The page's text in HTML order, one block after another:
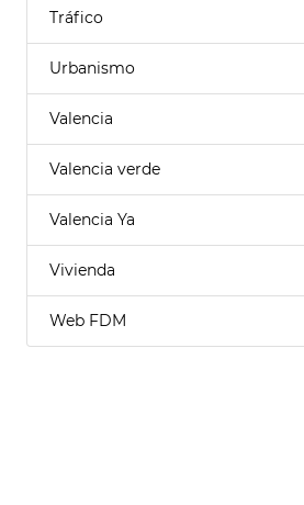
Tráfico
Urbanismo
Valencia
Valencia verde
Valencia Ya
Vivienda
Web FDM